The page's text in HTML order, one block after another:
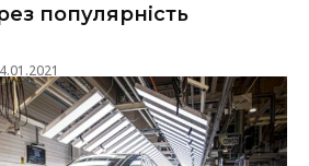
популярність